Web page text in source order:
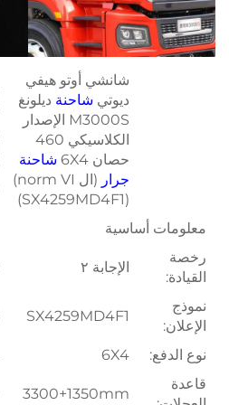
شانشي أوتو هيفي
ديوتي شاحنة ديلونغ
M3000S الإصدار
الكلاسيكي 460
حصان 6X4
شاحنة
جرار
(ال norm VI)
(SX4259MD4F1)
معلومات أساسية
رخصة
القيادة:
الإجابة ٢
نموذج
الإعلان:
SX4259MD4F1
نوع الدفع: 6X4
قاعدة
3300+1350mm